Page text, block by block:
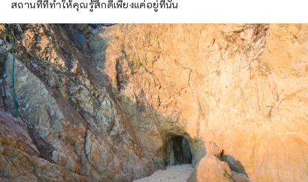
สถานที่ที่ทำให้คุณรู้สึกดีเพียงแค่อยู่ที่นั่น